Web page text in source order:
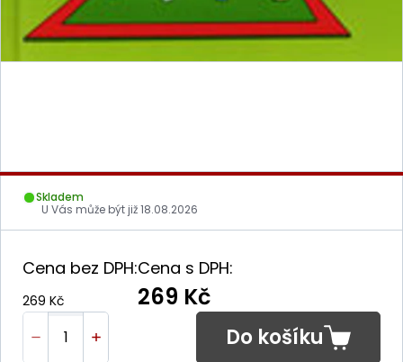
Skladem
U Vás může být již18.08.2026
Cena bez DPH:
269 Kč
Cena s DPH:
269 Kč
Do košíku